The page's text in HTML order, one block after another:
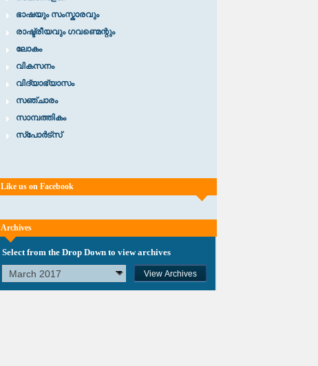
ഭാഷയും സംസ്കാരവും
രാഷ്ട്രീയവും ഗവണ്മെന്റും
ലോകം
വികസനം
വിദ്യാഭ്യാസം
സഞ്ചാരം
സാമ്പത്തികം
സ്പോർട്സ്
Like us on Facebook
Archives
Select from the Drop Down to view archives